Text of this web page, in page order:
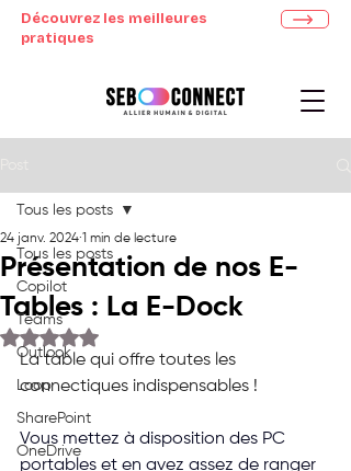
Découvrez les meilleures
pratiques
Tous les posts
Copilot
Teams
Outlook
Loop
SharePoint
OneDrive
Tous les posts
Présentation de nos E-
Tables : La E-Dock
24 janv. 2024 1 min de lecture
Noté NaN étoiles sur 5.
La table qui offre toutes les
connectiques indispensables !
Vous mettez à disposition des PC
portables et en avez assez de ranger